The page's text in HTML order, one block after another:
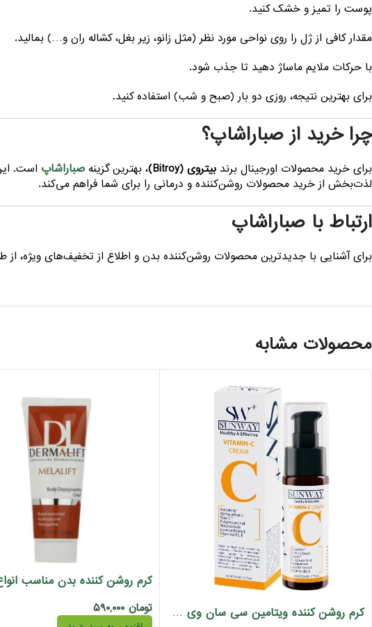
پوست را تمیز و خشک کنید.
مقدار کافی از ژل را روی نواحی مورد نظر (مثل زانو، زیر بغل، کشاله ران و…) بمالید.
با حرکات ملایم ماساژ دهید تا جذب شود.
برای بهترین نتیجه، روزی دو بار (صبح و شب) استفاده کنید.
چرا خرید از صباراشاپ؟
برای خرید محصولات اورجینال برند بیتروی (Bitroy) ، بهترین گزینه صباراشاپ است.
لذت‌بخش از خرید محصولات روشن‌کننده و درمانی را برای شما فراهم می‌کند.
ارتباط با صباراشاپ
برای آشنایی با جدیدترین محصولات روشن‌کننده بدن و اطلاع از تخفیف‌های ویژه، از
محصولات مشابه
کرم روشن کننده ویتامین سی سان وی 30 میل
تومان